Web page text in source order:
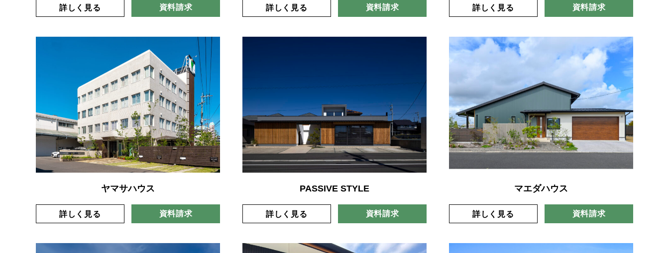
詳しく見る 資料請求 詳しく見る 資料請求 詳しく見る 資料請求
ヤマサハウス
詳しく見る 資料請求
PASSIVE STYLE
詳しく見る 資料請求
マエダハウス
詳しく見る 資料請求